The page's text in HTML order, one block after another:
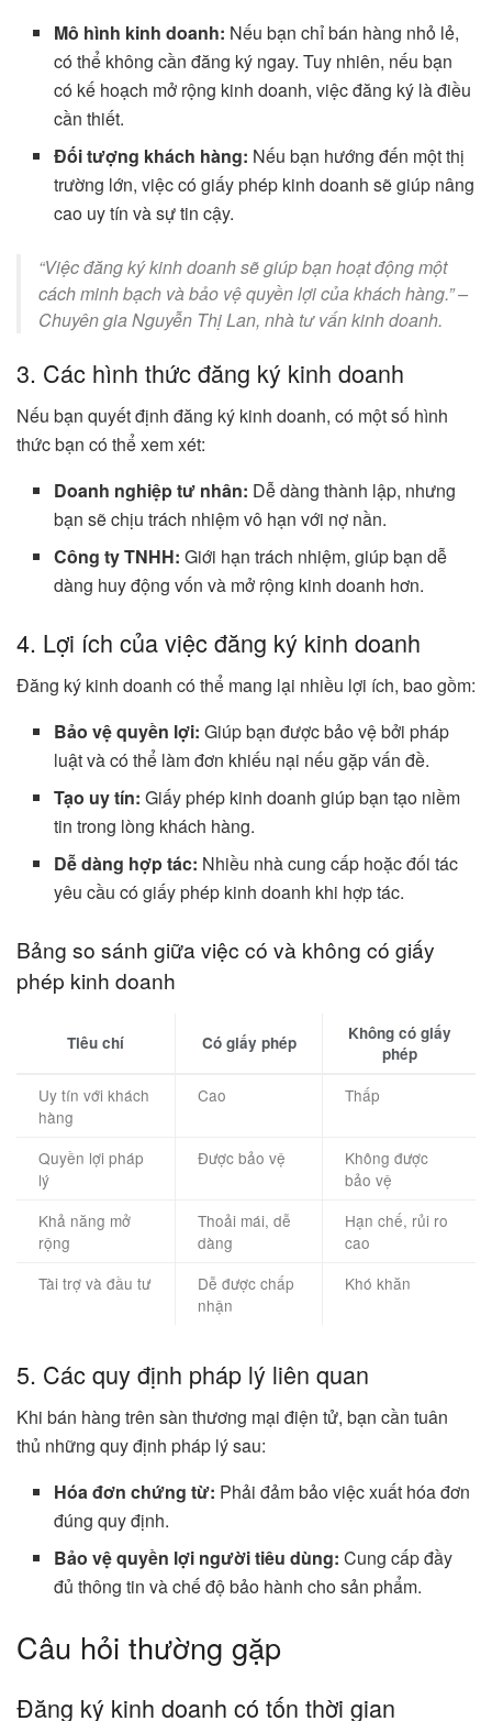
Mô hình kinh doanh: Nếu bạn chỉ bán hàng nhỏ lẻ,
có thể không cần đăng ký ngay. Tuy nhiên, nếu bạn
có kế hoạch mở rộng kinh doanh, việc đăng ký là điều
cần thiết.
Đối tượng khách hàng: Nếu bạn hướng đến một thị
trường lớn, việc có giấy phép kinh doanh sẽ giúp nâng
cao uy tín và sự tin cậy.
“Việc đăng ký kinh doanh sẽ giúp bạn hoạt động một
cách minh bạch và bảo vệ quyền lợi của khách hàng.” –
Chuyên gia Nguyễn Thị Lan, nhà tư vấn kinh doanh.
3. Các hình thức đăng ký kinh doanh
Nếu bạn quyết định đăng ký kinh doanh, có một số hình
thức bạn có thể xem xét:
Doanh nghiệp tư nhân: Dễ dàng thành lập, nhưng
bạn sẽ chịu trách nhiệm vô hạn với nợ nần.
Công ty TNHH: Giới hạn trách nhiệm, giúp bạn dễ
dàng huy động vốn và mở rộng kinh doanh hơn.
4. Lợi ích của việc đăng ký kinh doanh
Đăng ký kinh doanh có thể mang lại nhiều lợi ích, bao gồm:
Bảo vệ quyền lợi: Giúp bạn được bảo vệ bởi pháp
luật và có thể làm đơn khiếu nại nếu gặp vấn đề.
Tạo uy tín: Giấy phép kinh doanh giúp bạn tạo niềm
tin trong lòng khách hàng.
Dễ dàng hợp tác: Nhiều nhà cung cấp hoặc đối tác
yêu cầu có giấy phép kinh doanh khi hợp tác.
Bảng so sánh giữa việc có và không có giấy
phép kinh doanh
Tiêu chí Có giấy phép
Không có giấy
phép
Uy tín với khách
hàng
Cao Thấp
Quyền lợi pháp
lý
Được bảo vệ
Không được
bảo vệ
Khả năng mở
rộng
Thoải mái, dễ
dàng
Hạn chế, rủi ro
cao
Tài trợ và đầu tư
Dễ được chấp
nhận
Khó khăn
5. Các quy định pháp lý liên quan
Khi bán hàng trên sàn thương mại điện tử, bạn cần tuân
thủ những quy định pháp lý sau:
Hóa đơn chứng từ: Phải đảm bảo việc xuất hóa đơn
đúng quy định.
Bảo vệ quyền lợi người tiêu dùng: Cung cấp đầy
đủ thông tin và chế độ bảo hành cho sản phẩm.
Câu hỏi thường gặp
Đăng ký kinh doanh có tốn thời gian